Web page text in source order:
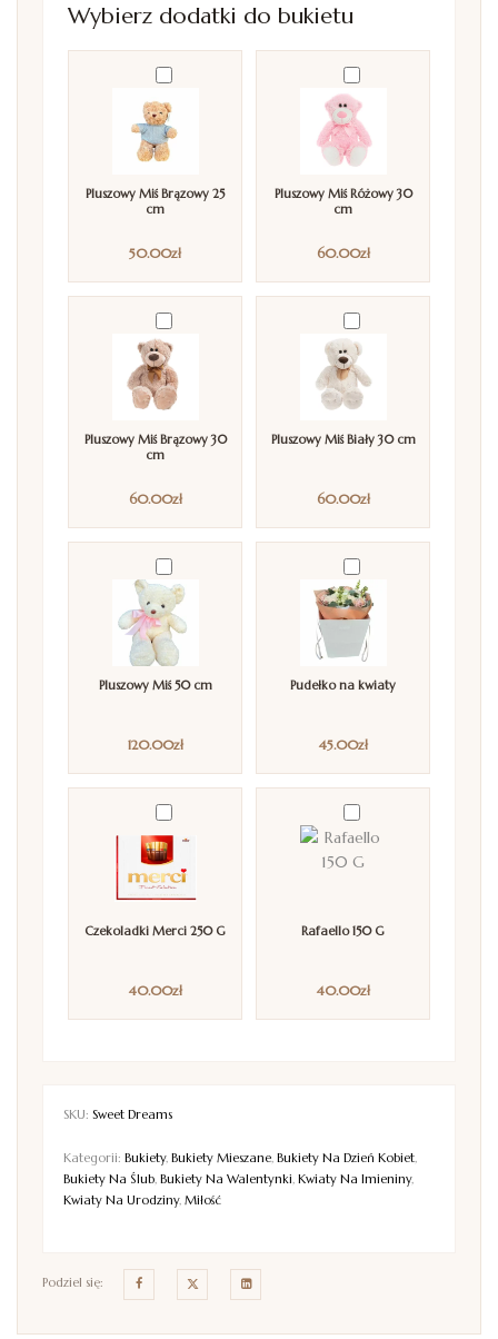
Wybierz dodatki do bukietu
Pluszowy Miś Brązowy 25
cm
50.00zł
Pluszowy Miś Różowy 30
cm
60.00zł
Pluszowy Miś Brązowy 30
cm
60.00zł
Pluszowy Miś Biały 30 cm
60.00zł
Pluszowy Miś 50 cm
120.00zł
Pudełko na kwiaty
45.00zł
Czekoladki Merci 250 G
40.00zł
Rafaello 150 G
40.00zł
SKU: Sweet Dreams
Kategorii: Bukiety, Bukiety Mieszane Bukiety Na Dzień Kobiet
Bukiety Na Ślub Bukiety Na Walentynki Kwiaty Na Imieniny,
Kwiaty Na Urodziny, Miłość
Podziel się: